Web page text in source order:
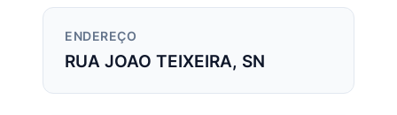
ENDEREÇO
RUA JOAO TEIXEIRA, SN